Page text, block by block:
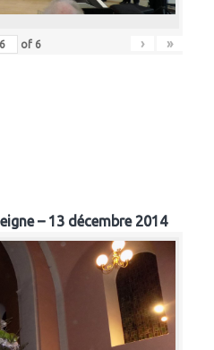
of 6 › »
– 13 décembre 2014